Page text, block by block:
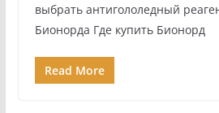
выбрать антигололедный
Бионорда Где купить Бионорд
Read More